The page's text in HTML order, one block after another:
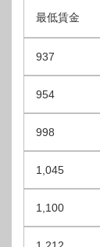
最低賃金
937
954
998
1,045
1,100